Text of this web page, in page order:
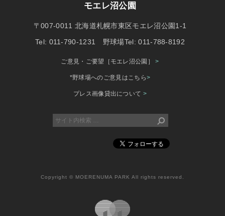
モエレ沼公園
〒007-0011 北海道札幌市東区モエレ沼公園1-1
Tel: 011-790-1231 野球場Tel: 011-788-8192
ご意見・ご要望［モエレ沼公園］>
*野球場へのご意見はこちら>
プレス画像貸出について >
Copyright © MOERENUMA PARK All rights reserved.